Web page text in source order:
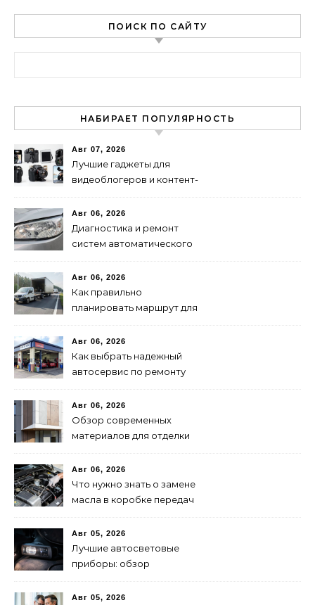
ПОИСК ПО САЙТУ
НАБИРАЕТ ПОПУЛЯРНОСТЬ
Авг 07, 2026
Лучшие гаджеты для
видеоблогеров и контент-
Авг 06, 2026
Диагностика и ремонт
систем автоматического
советы и рекомендации
Авг 06, 2026
Как правильно
планировать маршрут для
и методы
Авг 06, 2026
Как выбрать надежный
автосервис по ремонту
рекомендации
Авг 06, 2026
Обзор современных
материалов для отделки
решения
Авг 06, 2026
Что нужно знать о замене
масла в коробке передач
Авг 05, 2026
Лучшие автосветовые
приборы: обзор
безопасной езды
Авг 05, 2026